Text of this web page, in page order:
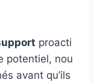
proacti
potentiel, nou
avant qu’ils